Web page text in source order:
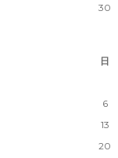
30
日
6
13
20